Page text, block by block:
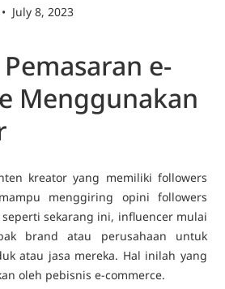
• July 8, 2023
e-
Menggunakan
kreator yang memiliki followers
menggiring opini followers
sekarang ini, influencer mulai
brand atau perusahaan untuk
atau jasa mereka. Hal inilah yang
oleh pebisnis e-commerce.